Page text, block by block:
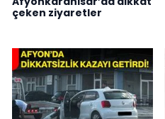
çeken ziyaretler